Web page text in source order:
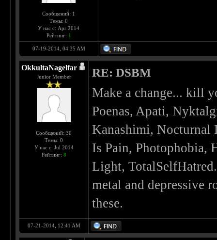
Сообщений: 1
Темы: 0
У нас с: Apr 2014
Рейтинг: 1
07-19-2014, 04:35 AM
OkkultaNagelfar
Junior Member
Сообщений: 30
Темы: 0
У нас с: Jul 2014
Рейтинг: 8
RE: DSBM
Make a change... kill
Poenas, Apati,
Kanashimi, Nocturnal
Is Pain, Photophobia,
Light,
metal and depressive
these.
07-21-2014, 12:41 AM